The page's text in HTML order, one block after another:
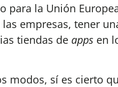
la Unión
empresas, tener
tiendas de apps en
modos, sí es cierto